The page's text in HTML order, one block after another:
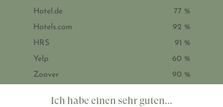
Hotel.de
77 %
Hotels.com
92 %
HRS
91 %
Yelp
60 %
Zoover
90 %
Ich habe einen sehr guten...